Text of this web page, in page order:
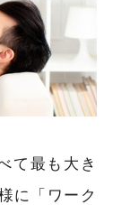
て最も大き
に「ワーク